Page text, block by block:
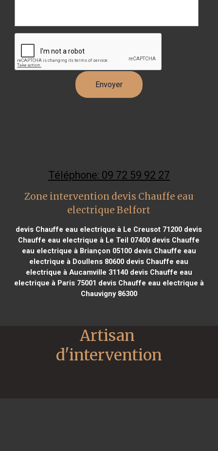
Téléphone: 09 72 59 92 27
Zone intervention devis Chauffe eau
electrique Belfort
devis Chauffe eau electrique à Le Creusot 71200 devis
Chauffe eau electrique à Le Teil 07400 devis Chauffe
eau electrique à Briançon 05100devis Chauffe eau
electrique à Doullens 80600 devis Chauffe eau
electrique à Aucamville 31140devis Chauffe eau
electrique à Paris 75001 devis Chauffe eau electrique à
Chauvigny 86300
Artisan
d'intervention